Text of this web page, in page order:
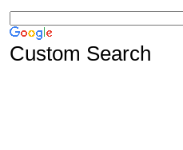
Custom Search